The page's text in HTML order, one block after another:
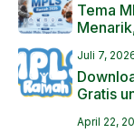
Tema
Juli 7,
Gratis
April 22,